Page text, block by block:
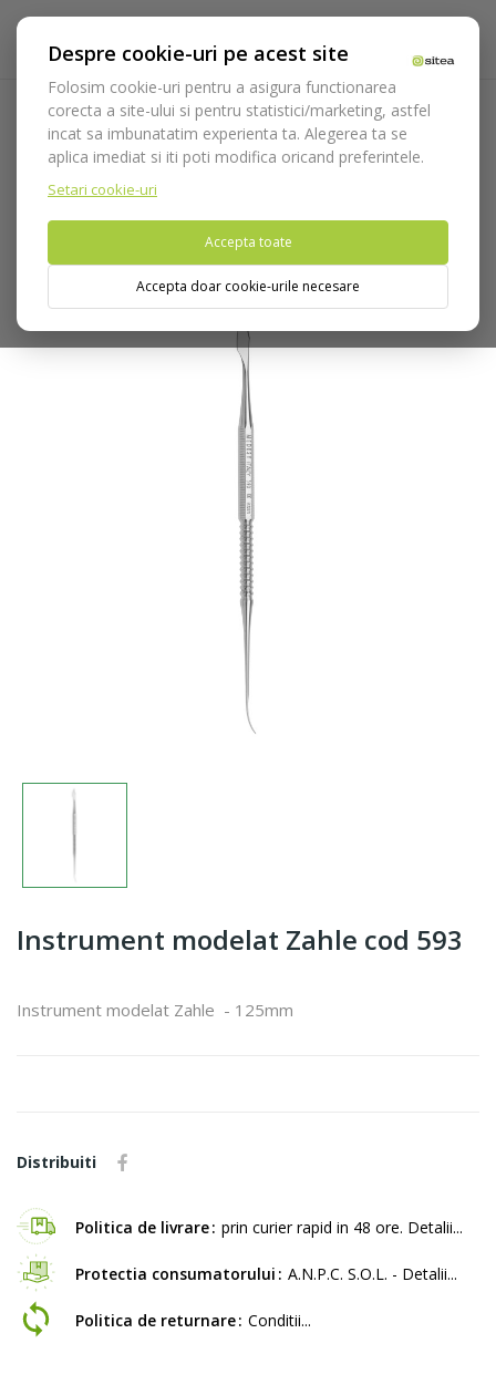
Despre cookie-uri pe acest site
Folosim cookie-uri pentru a asigura functionarea
corecta a site-ului si pentru statistici/marketing, astfel
incat sa imbunatatim experienta ta. Alegerea ta se
aplica imediat si iti poti modifica oricand preferintele.
Setari cookie-uri
Accepta toate
Accepta doar cookie-urile necesare
Acasa Laborator Instrumentar laborator
Instrumente
modelat ceara
Instrument modelat Zahle cod 593
Nu puteti plasa comenzi din tara din care accesati website-ul
Instrument modelat Zahle cod 593
Instrument modelat Zahle - 125mm
Distribuiti
Politica de livrare prin curier rapid in 48 ore. Detalii...
Protectia consumatorului A.N.P.C. S.O.L. - Detalii...
Politica de returnare Conditii...